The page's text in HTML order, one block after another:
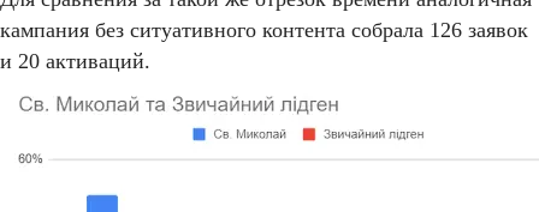
кампания без ситуативного контента собрала 126 заявок
и 20 активаций.